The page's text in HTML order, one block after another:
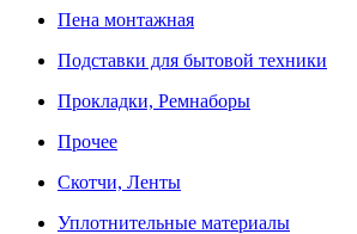
Пена монтажная
Подставки для бытовой техники
Прокладки, Ремнаборы
Прочее
Скотчи, Ленты
Уплотнительные материалы